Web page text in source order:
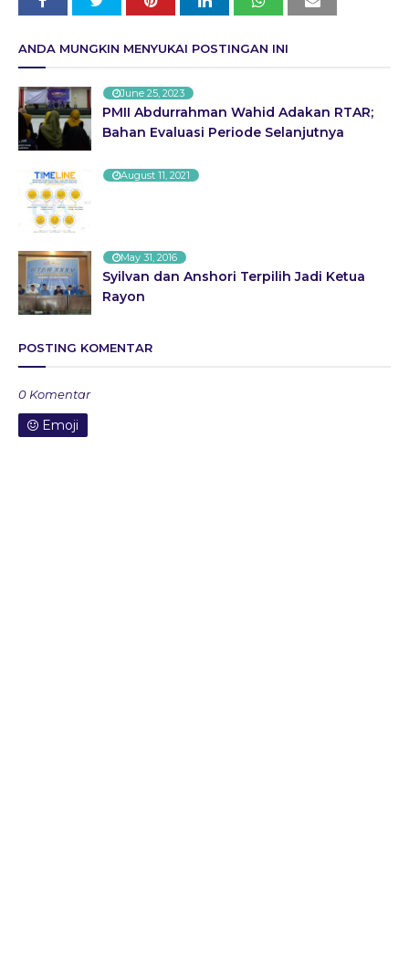
ANDA MUNGKIN MENYUKAI POSTINGAN INI
June 25, 2023
PMII Abdurrahman Wahid Adakan RTAR;
Bahan Evaluasi Periode Selanjutnya
August 11, 2021
May 31, 2016
Syilvan dan Anshori Terpilih Jadi Ketua
Rayon
POSTING KOMENTAR
0 Komentar
Emoji